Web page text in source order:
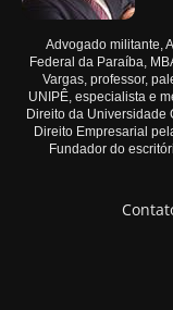
Advogado militante,
Federal da Paraíba,
Vargas, professor,
UNIPÊ, especialista e
Direito da Universidade
Direito Empresarial
Fundador do